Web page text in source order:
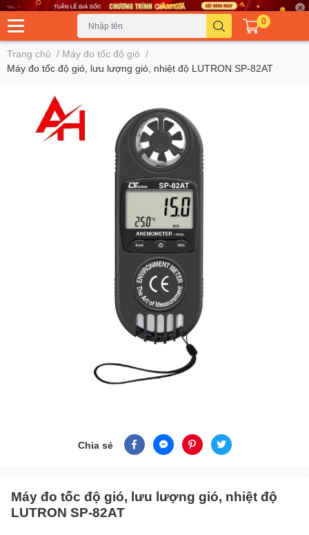
0
Trang chủ / Máy đo tốc độ gió /
Máy đo tốc độ gió, lưu lượng gió, nhiệt độ LUTRON SP-82AT
Chia sẻ
Máy đo tốc độ gió, lưu lượng gió, nhiệt độ
LUTRON SP-82AT